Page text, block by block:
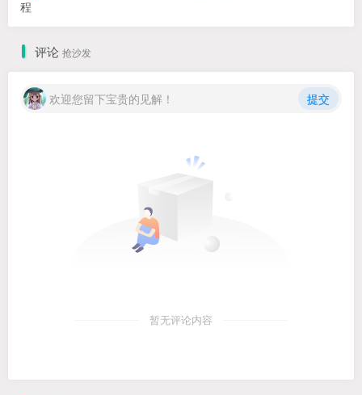
程
评论 抢沙发
欢迎您留下宝贵的见解！ 提交
暂无评论内容